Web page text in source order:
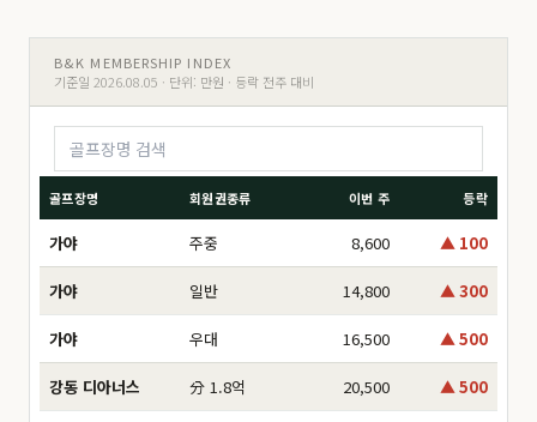
B&K MEMBERSHIP INDEX
기준일 2026.08.05 · 단위: 만원 · 등락 전주 대비
골프장명 회원권종류 이번 주 등락
가야 주중 8,600 ▲ 100
가야 일반 14,800 ▲ 300
가야 우대 16,500 ▲ 500
강동 디아너스 分 1.8억 20,500 ▲ 500